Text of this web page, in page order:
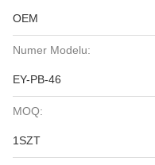
OEM
Numer Modelu:
EY-PB-46
MOQ:
1SZT